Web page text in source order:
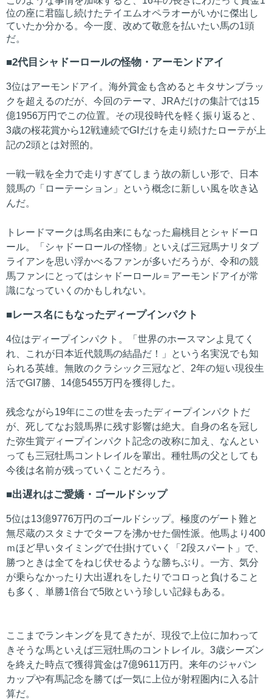
位の座に君臨し続けたテイエムオペラオーがいかに傑出し
ていたか分かる。今一度、改めて敬意を払いたい馬の1頭
だ。
2代目シャドーロールの怪物・アーモンドアイ
3位はアーモンドアイ。海外賞金も含めるとキタサンブラッ
クを超えるのだが、今回のテーマ、JRAだけの集計では15
億1956万円でこの位置。その現役時代を軽く振り返ると、
3歳の桜花賞から12戦連続でGⅠだけを走り続けたローテが上
記の2頭とは対照的。
一戦一戦を全力で走りすぎてしまう故の新しい形で、日本
競馬の「ローテーション」という概念に新しい風を吹き込
んだ。
トレードマークは馬名由来にもなった扁桃目とシャドーロ
ール。「シャドーロールの怪物」といえば三冠馬ナリタブ
ライアンを思い浮かべるファンが多いだろうが、令和の競
馬ファンにとってはシャドーロール＝アーモンドアイが常
識になっていくのかもしれない。
レース名にもなったディープインパクト
4位はディープインパクト。「世界のホースマンよ見てく
れ、これが日本近代競馬の結晶だ！」という名実況でも知
られる英雄。無敗のクラシック三冠など、2年の短い現役生
活でGⅠ7勝、14億5455万円を獲得した。
残念ながら19年にこの世を去ったディープインパクトだ
が、死してなお競馬界に残す影響は絶大。自身の名を冠し
た弥生賞ディープインパクト記念の改称に加え、なんとい
っても三冠牡馬コントレイルを輩出。種牡馬の父としても
今後は名前が残っていくことだろう。
出遅れはご愛嬌・ゴールドシップ
5位は13億9776万円のゴールドシップ。極度のゲート難と
無尽蔵のスタミナでターフを沸かせた個性派。他馬より400
ｍほど早いタイミングで仕掛けていく「2段スパート」で、
勝つときは全てをねじ伏せるような勝ちぶり。一方、気分
が乗らなかったり大出遅れをしたりでコロっと負けること
も多く、単勝1倍台で5敗という珍しい記録もある。
ここまでランキングを見てきたが、現役で上位に加わって
きそうな馬といえば三冠牡馬のコントレイル。3歳シーズン
を終えた時点で獲得賞金は7億9611万円。来年のジャパン
カップや有馬記念を勝てば一気に上位が射程圏内に入る計
算だ。